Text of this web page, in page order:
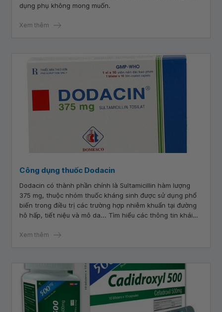
dụng phụ không mong muốn.
Xem thêm
Công dụng thuốc Dodacin
Dodacin có thành phần chính là Sultamicillin hàm lượng
375 mg, thuộc nhóm thuốc kháng sinh được sử dụng phổ
biến trong điều trị các trường hợp nhiễm khuẩn tại đường
hô hấp, tiết niệu và mô da... Tìm hiểu các thông tin khái
của thuốc Dodacin sẽ giúp bệnh nhân hay người nhà nâng
Xem thêm